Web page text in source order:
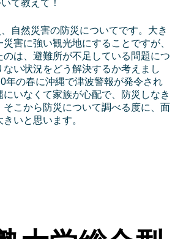
て教えて！
自然災害の防災についてです。大き
害に強い観光地にすることですが、
は、避難所が不足している問題につ
い状況をどう解決するか考えまし
年の春に沖縄で津波警報が発令され
いなくて家族が心配で、防災しなき
そこから防災について調べる度に、面
いと思います。